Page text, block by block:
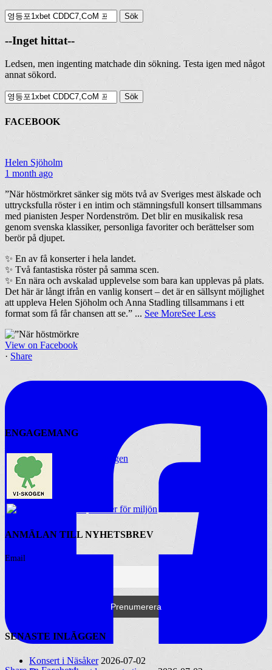
Search
Sök
efter:
[label]
--Inget hittat--
Ledsen, men ingenting matchade din sökning. Testa igen med något
annat sökord.
Sök
efter:
[label]
FACEBOOK
Helen Sjöholm
1 month ago
”När höstmörkret sänker sig möts två av Sveriges mest älskade och
uttrycksfulla röster i en intim och stämningsfull konsert tillsammans
med pianisten Jesper Nordenström. Det blir en musikalisk resa
genom svenska klassiker, personliga favoriter och berättelser som
berör på djupet.
✨ En av få konserter i hela landet.
✨ Två fantastiska röster på samma scen.
✨ En nära och avskalad upplevelse som bara kan upplevas på plats.
Det här är långt ifrån en vanlig konsert – det är en sällsynt möjlighet
att uppleva Helen Sjöholm och Anna Stadling tillsammans i ett
format som få får chansen att se.” ... See MoreSee Less
View on Facebook
· Share
ENGAGEMANG
Vi-skogen
Artister för miljön
ANMÄLAN TILL NYHETSBREV
Email
SENASTE INLÄGGEN
Konsert i Näsåker 2026-07-02